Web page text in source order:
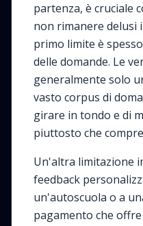
partenza, è cruciale
non rimanere delusi
primo limite è
delle domande. Le
generalmente solo
vasto corpus di
girare in tondo e di
piuttosto che
Un'altra limitazione
feedback
un'autoscuola o a
pagamento che